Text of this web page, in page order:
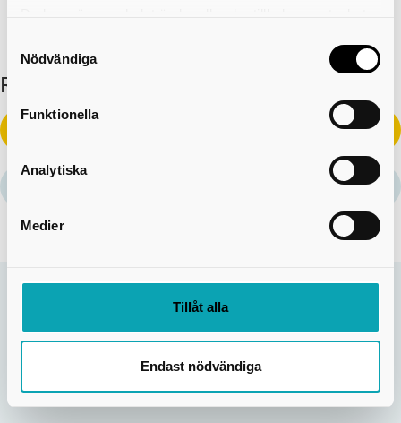
användning av kakor som du hittar längst ner på sidan
Nödvändiga
Funktionella
Analytiska
Medier
Tillåt alla
Endast nödvändiga
Relaterad information
e-tjänst
länk
5 jun 2025
Hjälpte informationen på den här sidan dig?
Ja